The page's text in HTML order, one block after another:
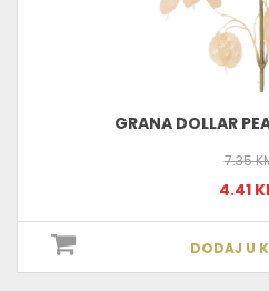
GRANA DOLLAR
7.35
4.41
DODAJ U